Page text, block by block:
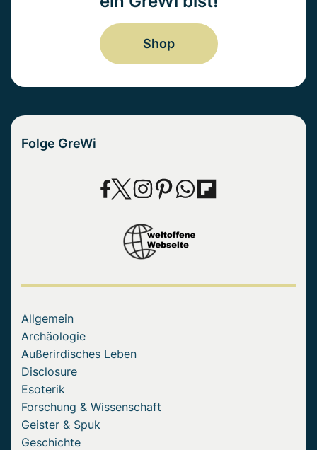
Shop
Folge GreWi
Allgemein
Archäologie
Außerirdisches Leben
Disclosure
Esoterik
Forschung & Wissenschaft
Geister & Spuk
Geschichte